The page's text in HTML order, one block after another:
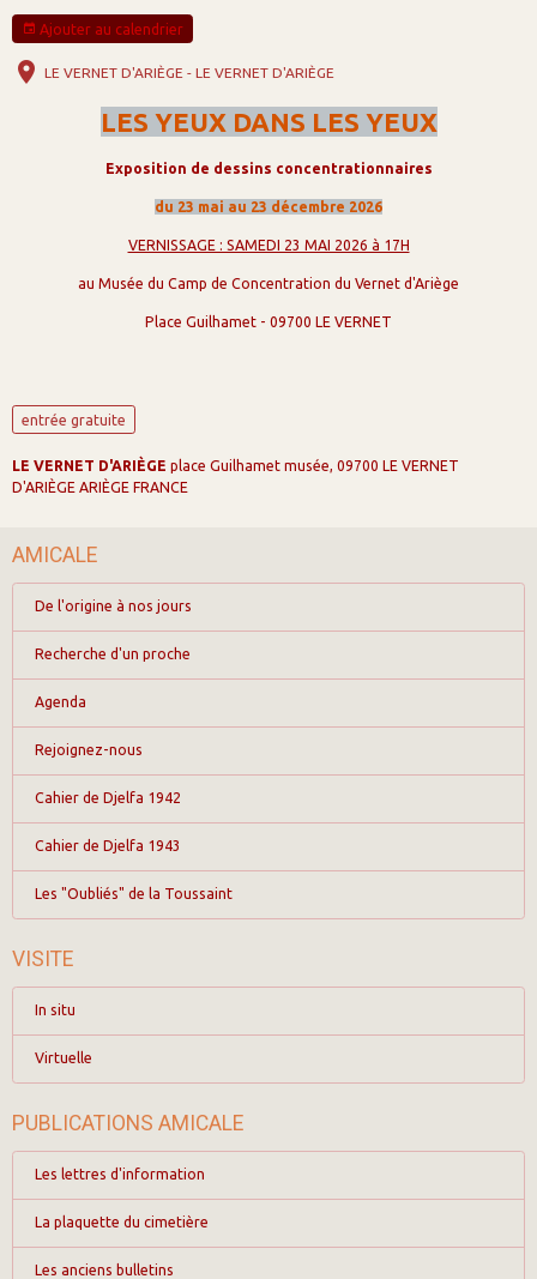
Ajouter au calendrier
LE VERNET D'ARIÈGE - LE VERNET D'ARIÈGE
LES YEUX DANS LES YEUX
Exposition de dessins concentrationnaires
du 23 mai au 23 décembre 2026
VERNISSAGE : SAMEDI 23 MAI 2026 à 17H
au Musée du Camp de Concentration du Vernet d'Ariège
Place Guilhamet - 09700 LE VERNET
entrée gratuite
LE VERNET D'ARIÈGE place Guilhamet musée, 09700 LE VERNET
D'ARIÈGE ARIÈGE FRANCE
AMICALE
De l'origine à nos jours
Recherche d'un proche
Agenda
Rejoignez-nous
Cahier de Djelfa 1942
Cahier de Djelfa 1943
Les "Oubliés" de la Toussaint
VISITE
In situ
Virtuelle
PUBLICATIONS AMICALE
Les lettres d'information
La plaquette du cimetière
Les anciens bulletins